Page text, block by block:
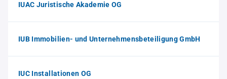
IUAC Juristische Akademie OG
IUB Immobilien- und Unternehmensbeteiligung GmbH
IUC Installationen OG